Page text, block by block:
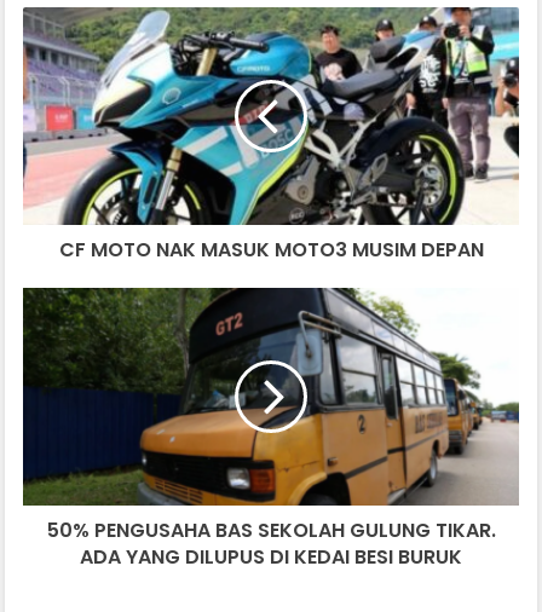
CF
MOTO
NAK
MASUK
MOTO3
MUSIM
DEPAN
CF MOTO NAK MASUK MOTO3 MUSIM DEPAN
50%
PENGUSAHA
BAS
SEKOLAH
YANG
DILUPUS
50% PENGUSAHA BAS SEKOLAH GULUNG TIKAR.
ADA YANG DILUPUS DI KEDAI BESI BURUK